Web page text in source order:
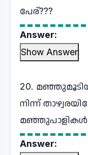
പേര്???
Answer:
Show Answer
20.
നിന്ന്
മഞ്ഞുപാളികൾ
Answer: